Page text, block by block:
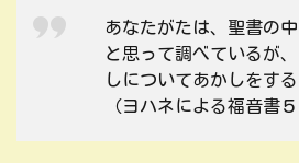
あなたがたは、聖書の
と思って調べているが
しについてあかしをする
（ヨハネによる福音書５